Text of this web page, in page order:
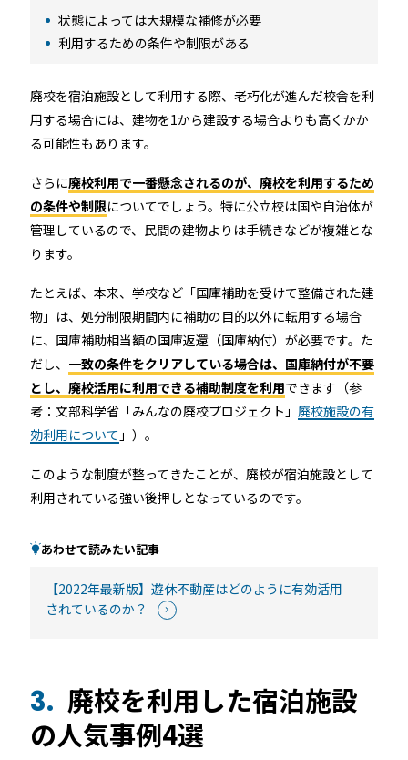
状態によっては大規模な補修が必要
利用するための条件や制限がある
廃校を宿泊施設として利用する際、老朽化が進んだ校舎を利
用する場合には、建物を1から建設する場合よりも高くかか
る可能性もあります。
さらに廃校利用で一番懸念されるのが、廃校を利用するため
の条件や制限についてでしょう。特に公立校は国や自治体が
管理しているので、民間の建物よりは手続きなどが複雑とな
ります。
たとえば、本来、学校など「国庫補助を受けて整備された建
物」は、処分制限期間内に補助の目的以外に転用する場合
に、国庫補助相当額の国庫返還（国庫納付）が必要です。た
だし、 一致の条件をクリアしている場合は、国庫納付が不要
とし、廃校活用に利用できる補助制度を利用できます（参
考：文部科学省「みんなの廃校プロジェクト」 廃校施設の有
効利用について 」）。
このような制度が整ってきたことが、廃校が宿泊施設として
利用されている強い後押しとなっているのです。
あわせて読みたい記事
【2022年最新版】遊休不動産はどのように有効活用
されているのか？
3. 廃校を利用した宿泊施設
の人気事例4選